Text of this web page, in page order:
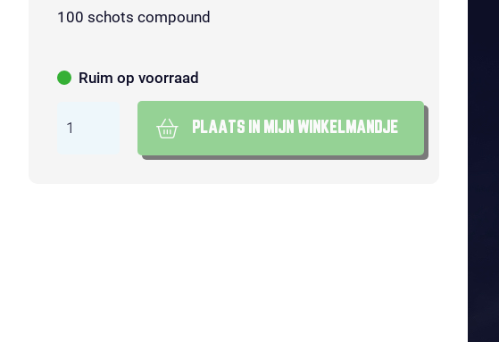
100 schots compound
Ruim op voorraad
PLAATS IN MIJN WINKELMANDJE